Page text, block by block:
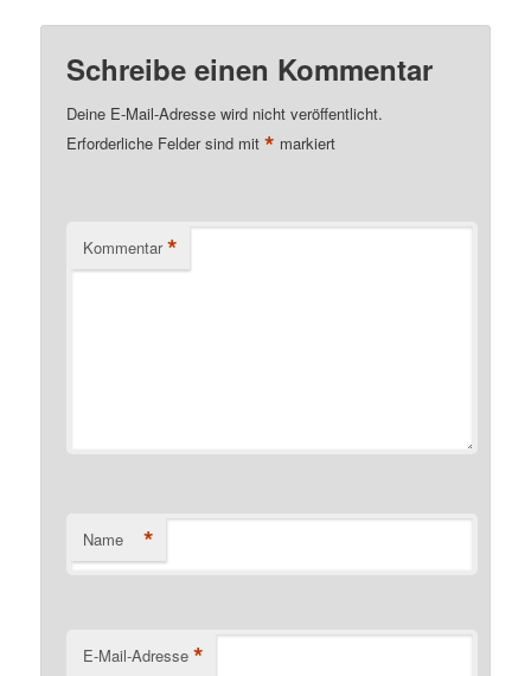
Schreibe einen Kommentar
Deine E-Mail-Adresse wird nicht veröffentlicht.
Erforderliche Felder sind mit* markiert
Kommentar *
Name *
E-Mail-Adresse *